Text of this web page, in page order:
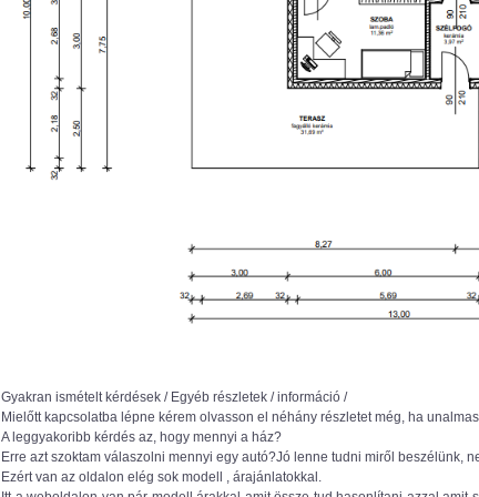
Gyakran ismételt kérdések / Egyéb részletek / információ /
Mielőtt kapcsolatba lépne kérem olvasson el néhány részletet még, ha
A leggyakoribb kérdés az, hogy mennyi a ház?
Erre azt szoktam válaszolni mennyi egy autó?Jó lenne tudni miről beszélünk,
Ezért van az oldalon elég sok modell , árajánlatokkal.